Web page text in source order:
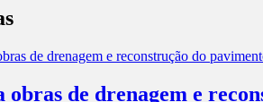
de drenagem e